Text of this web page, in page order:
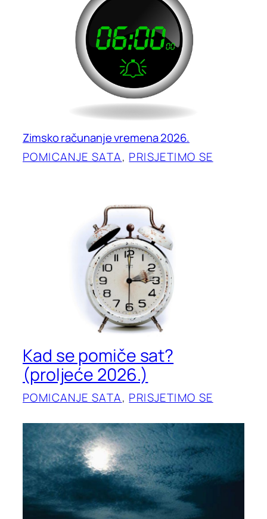
Zimsko računanje vremena 2026.
POMICANJE SATA, PRISJETIMO SE
Kad se pomiče sat?
(proljeće 2026.)
POMICANJE SATA, PRISJETIMO SE